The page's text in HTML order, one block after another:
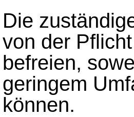
Die
von der
befreien,
geringem
können.